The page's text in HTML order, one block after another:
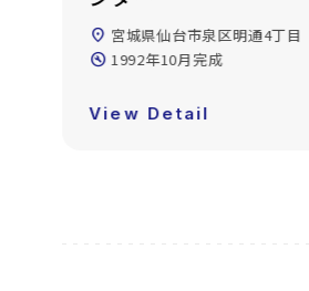
location_on 宮城県仙台市泉区泉中央1丁目
directions_walk 仙台市地下鉄南北線/泉中央駅
徒歩2分